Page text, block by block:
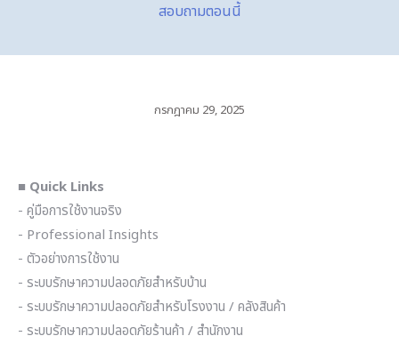
สอบถามตอนนี้
กรกฎาคม 29, 2025
■ Quick Links
- คู่มือการใช้งานจริง
- Professional Insights
- ตัวอย่างการใช้งาน
- ระบบรักษาความปลอดภัยสำหรับบ้าน
- ระบบรักษาความปลอดภัยสำหรับโรงงาน / คลังสินค้า
- ระบบรักษาความปลอดภัยร้านค้า / สำนักงาน